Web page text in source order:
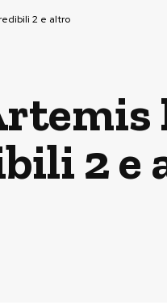
2 e altro
2 e